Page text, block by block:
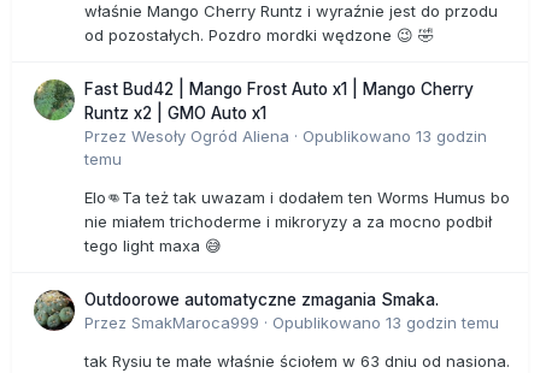
właśnie Mango Cherry Runtz i wyraźnie jest do przodu
od pozostałych. Pozdro mordki wędzone 😉 🤣
Fast Bud42 | Mango Frost Auto x1 | Mango Cherry
Runtz x2 | GMO Auto x1
Przez Wesoły Ogród Aliena · Opublikowano 13 godzin
temu
Elo👊Ta też tak uwazam i dodałem ten Worms Humus bo
nie miałem trichoderme i mikroryzy a za mocno podbił
tego light maxa 😅
Outdoorowe automatyczne zmagania Smaka.
Przez SmakMaroca999 · Opublikowano 13 godzin temu
tak Rysiu te małe właśnie ściołem w 63 dniu od nasiona.